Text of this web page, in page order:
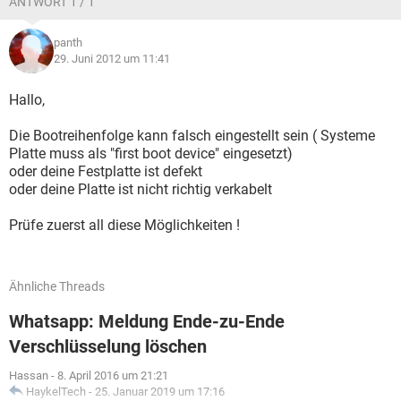
panth
29. Juni 2012 um 11:41
Hallo,
Die Bootreihenfolge kann falsch eingestellt sein ( Systeme
Platte muss als "first boot device" eingesetzt)
oder deine Festplatte ist defekt
oder deine Platte ist nicht richtig verkabelt
Prüfe zuerst all diese Möglichkeiten !
Ähnliche Threads
Whatsapp: Meldung Ende-zu-Ende
Verschlüsselung löschen
Hassan - 8. April 2016 um 21:21
HaykelTech - 25. Januar 2019 um 17:16